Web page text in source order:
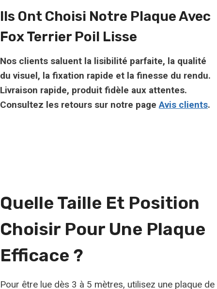
Ils Ont Choisi Notre Plaque Avec
Fox Terrier Poil Lisse
Nos clients saluent la lisibilité parfaite, la qualité
du visuel, la fixation rapide et la finesse du rendu.
Livraison rapide, produit fidèle aux attentes.
Consultez les retours sur notre pageAvis clients.
Quelle Taille Et Position
Choisir Pour Une Plaque
Efficace ?
Pour être lue dès 3 à 5 mètres, utilisez une plaque de